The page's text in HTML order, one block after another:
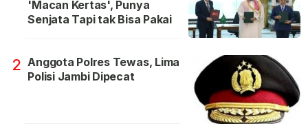
'Macan Kertas', Punya
Senjata Tapi tak Bisa Pakai
2 Anggota Polres Tewas, Lima
Polisi Jambi Dipecat